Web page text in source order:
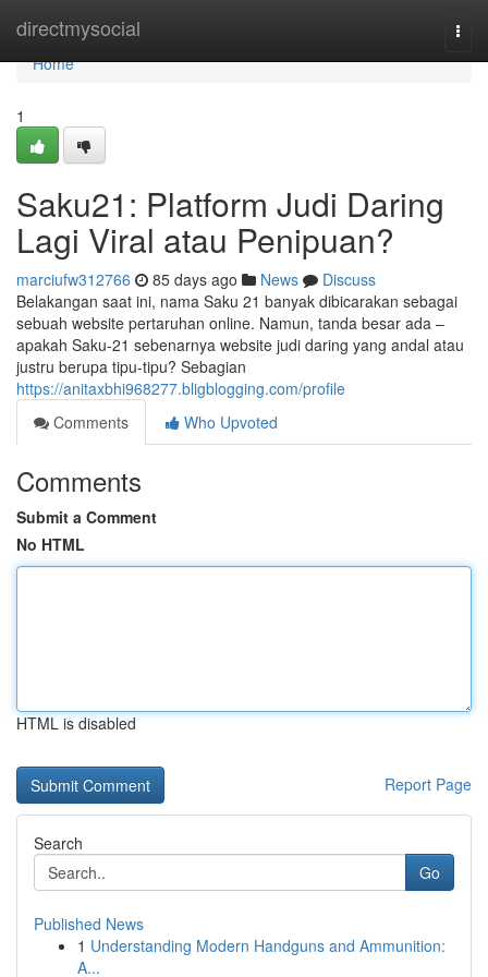
directmysocial
Home
Home
1
Saku21: Platform Judi Daring
Lagi Viral atau Penipuan?
marciufw312766 85 days ago News
Discuss
Belakangan saat ini, nama Saku 21 banyak dibicarakan sebagai
sebuah website pertaruhan online. Namun, tanda besar ada –
apakah Saku-21 sebenarnya website judi daring yang andal atau
justru berupa tipu-tipu? Sebagian
https://anitaxbhi968277.bligblogging.com/profile
Comments
Who Upvoted
Comments
Submit a Comment
No HTML
HTML is disabled
Report Page
Search
Go
Published News
1 Understanding Modern Handguns and Ammunition:
A...